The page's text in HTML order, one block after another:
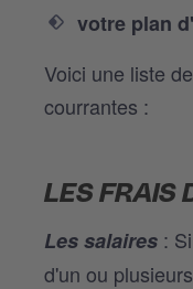
votre plan
Voici une liste
courrantes :
LES FRAIS
Les salaires :
d'un ou